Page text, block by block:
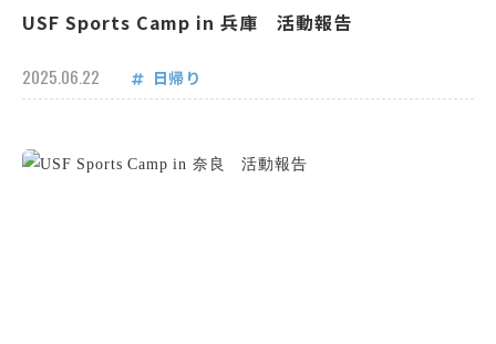
USF Sports Camp in 兵庫 活動報告
2025.06.22 日帰り